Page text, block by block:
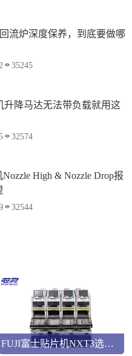
流炉深度保养，到底要做哪
35245
升降马达无法带负载就用这
32574
High & Nozzle Drop报
32544
FUJI富士贴片机NXT3选M3 III还是M6三代机？看完这篇告别纠结！